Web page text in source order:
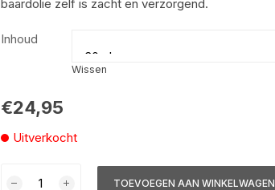
baardolie zelf is zacht en verzorgend.
Inhoud
Wissen
€24,95
Uitverkocht
TOEVOEGEN AAN WINKELWAGEN